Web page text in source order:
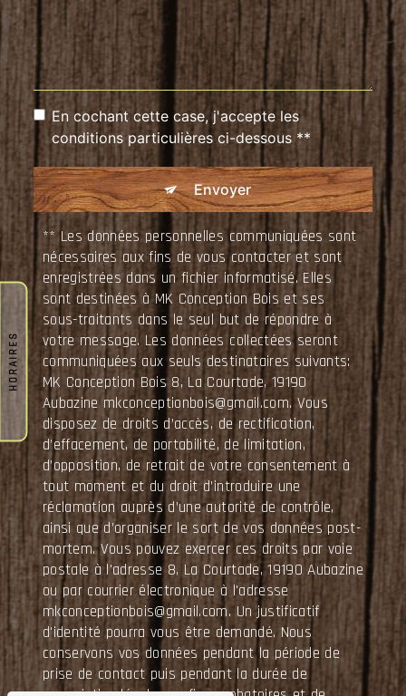
HORAIRES
En cochant cette case, j'accepte les
conditions particulières ci-dessous **
Envoyer
** Les données personnelles communiquées sont
nécessaires aux fins de vous contacter et sont
enregistrées dans un fichier informatisé. Elles
sont destinées à MK Conception Bois et ses
sous-traitants dans le seul but de répondre à
votre message. Les données collectées seront
communiquées aux seuls destinataires suivants:
MK Conception Bois 8, La Courtade, 19190
Aubazine mkconceptionbois@gmail.com. Vous
disposez de droits d’accès, de rectification,
d’effacement, de portabilité, de limitation,
d’opposition, de retrait de votre consentement à
tout moment et du droit d’introduire une
réclamation auprès d’une autorité de contrôle,
ainsi que d’organiser le sort de vos données post-
mortem. Vous pouvez exercer ces droits par voie
postale à l'adresse 8, La Courtade, 19190 Aubazine
ou par courrier électronique à l'adresse
mkconceptionbois@gmail.com. Un justificatif
d'identité pourra vous être demandé. Nous
conservons vos données pendant la période de
prise de contact puis pendant la durée de